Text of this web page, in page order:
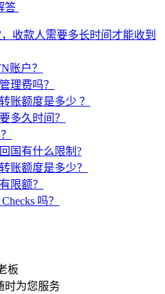
答
收款人需要多长时间才能收到
账户？
理费吗？
账额度是多少 ？
多久时间？
国有什么限制?
账额度是多少？
限额？
吗？
板
时为您服务